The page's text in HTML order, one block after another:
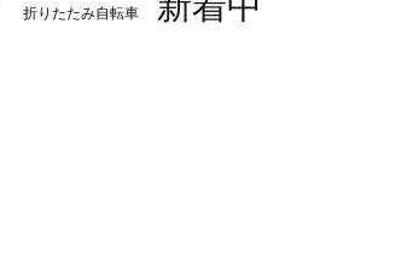
折りたたみ自転車